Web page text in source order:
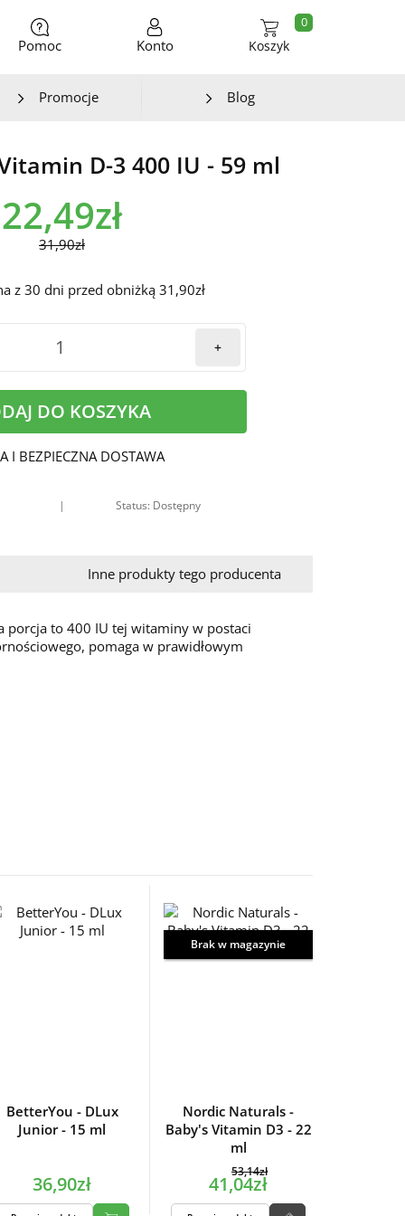
Pomoc Konto Koszyk
0
Promocje Blog
D-3 400 IU - 59 ml
22,49zł
31,90zł
z 30 dni przed obniżką 31,90zł
+
DO KOSZYKA
I BEZPIECZNA DOSTAWA
| Status: Dostępny
Inne produkty tego producenta
to 400 IU tej witaminy w postaci
pomaga w prawidłowym
BetterYou - DLux
Junior - 15 ml
36,90zł
Brak w magazynie
Nordic Naturals -
Baby's Vitamin D3 - 22
ml
53,14zł
41,04zł